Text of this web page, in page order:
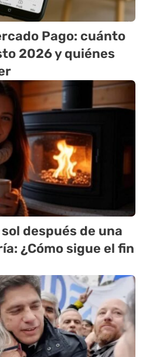
Pago: cuánto
2026 y quiénes
después de una
¿Cómo sigue el fin